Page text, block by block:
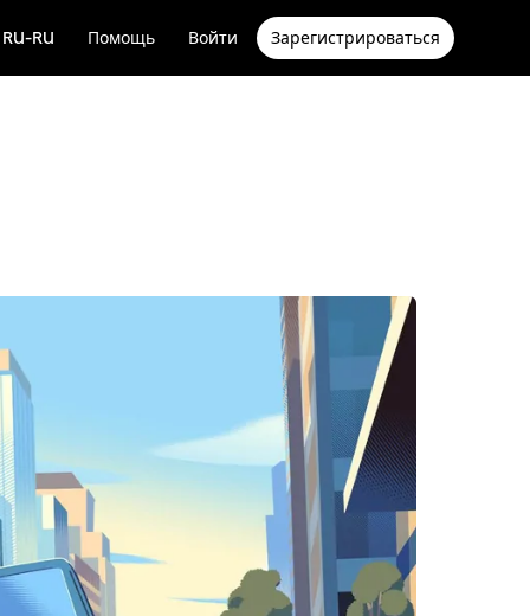
RU-RU Помощь Войти Зарегистрироваться